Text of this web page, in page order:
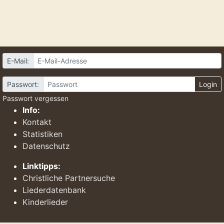
E-Mail:
Passwort:
Login
Passwort vergessen
Info:
Kontakt
Statistiken
Datenschutz
Linktipps:
Christliche Partnersuche
Liederdatenbank
Kinderlieder